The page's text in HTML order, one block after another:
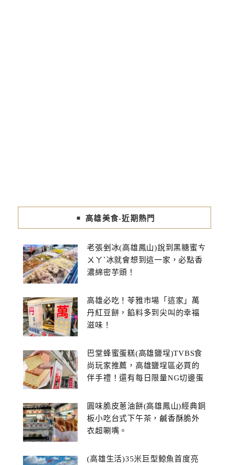
高雄美食-近期熱門
老張剉冰(高雄鳳山)說到黑糖蜜ㄘ
ㄨㄚˋ冰就會想到這一家，必點香
濃綿密芋頭！
高雄必吃！苓雅市場「這家」萬
丹紅豆餅，餡料多到尖叫的幸福
滋味！
巴堂蜂蜜蛋糕(高雄鹽埕)TVBS食
尚玩家推薦，高雄鹽埕區必買的
伴手禮！還有每日限量NG切邊蛋
圓味脆皮蔥油餅(高雄鳳山)經典銅
板小吃台式下午茶，鹹香酥脆外
衣超唰嘴。
(高雄生活)35米巨型鯨魚首度亮